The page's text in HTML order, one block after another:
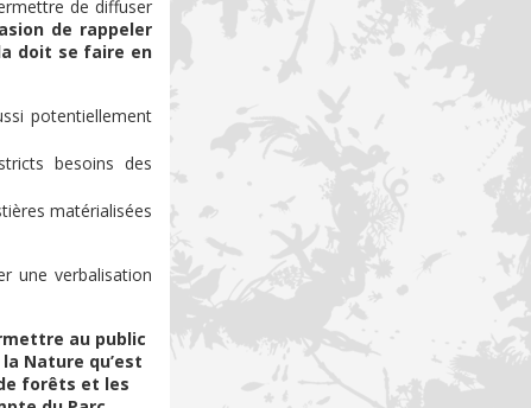
de diffuser
de rappeler
doit se faire en
potentiellement
besoins des
matérialisées
une verbalisation
au public
Nature qu’est
forêts et les